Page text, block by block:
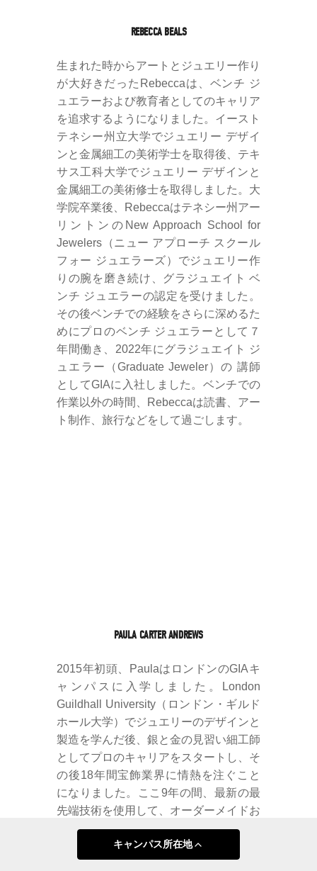
REBECCA BEALS
生まれた時からアートとジュエリー作り
が大好きだったRebeccaは、ベンチ ジ
ュエラーおよび教育者としてのキャリア
を追求するようになりました。イースト
テネシー州立大学でジュエリー デザイ
ンと金属細工の美術学士を取得後、テキ
サス工科大学でジュエリー デザインと
金属細工の美術修士を取得しました。大
学院卒業後、Rebeccaはテネシー州アー
リントンのNew Approach School for
Jewelers（ニュー アプローチ スクール
フォー ジュエラーズ）でジュエリー作
りの腕を磨き続け、グラジュエイト ベ
ンチ ジュエラーの認定を受けました。
その後ベンチでの経験をさらに深めるた
めにプロのベンチ ジュエラーとして７
年間働き、2022年にグラジュエイト ジ
ュエラー（Graduate Jeweler）の 講師
としてGIAに入社しました。ベンチでの
作業以外の時間、Rebeccaは読書、アー
ト制作、旅行などをして過ごします。
PAULA CARTER ANDREWS
2015年初頭、PaulaはロンドンのGIAキ
ャンパスに入学しました。London
Guildhall University（ロンドン・ギルド
ホール大学）でジュエリーのデザインと
製造を学んだ後、銀と金の見習い細工師
としてプロのキャリアをスタートし、そ
の後18年間宝飾業界に情熱を注ぐこと
になりました。ここ9年の間、最新の最
先端技術を使用して、オーダーメイドお
よびCADによるデザインでの作業に取
り組むようになりました。Paulaは、宝
飾業界で長年にわたって豊富な知識を身
キャンパス所在地